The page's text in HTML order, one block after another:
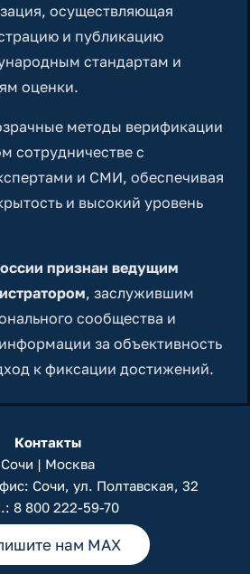
осуществляющая
и публикацию
стандартам и
оценки.
методы верификации
сотрудничестве с
и СМИ, обеспечивая
и высокий уровень
признан ведущим
, заслужившим
сообщества и
за объективность
к фиксации достижений.
Контакты
Сочи | Москва
Сочи, ул. Полтавская, 32
8 800 222-59-70
нам MAX